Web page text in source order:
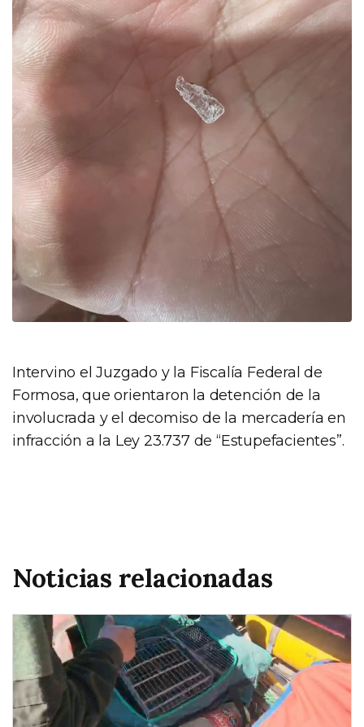
Intervino el Juzgado y la Fiscalía Federal de
Formosa, que orientaron la detención de la
involucrada y el decomiso de la mercadería en
infracción a la Ley 23.737 de “Estupefacientes”.
Noticias relacionadas